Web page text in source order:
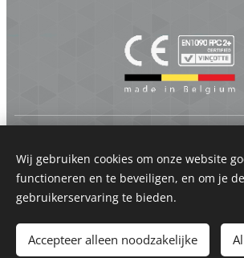
- België | BTW BE
Cookies
Talen
Nederlands
Français
Wij gebruiken cookies om onze website
functioneren en te beveiligen, en om je
gebruikerservaring te bieden.
Accepteer alleen noodzakelijke